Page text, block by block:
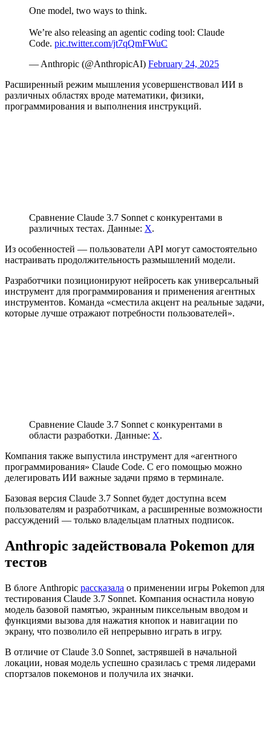
One model, two ways to think.
We’re also releasing an agentic coding tool: Claude
Code. pic.twitter.com/jt7qQmFWuC
— Anthropic (@AnthropicAI) February 24, 2025
Расширенный режим мышления усовершенствовал ИИ в
различных областях вроде математики, физики,
программирования и выполнения инструкций.
Сравнение Claude 3.7 Sonnet с конкурентами в
различных тестах. Данные: X.
Из особенностей — пользователи API могут самостоятельно
настраивать продолжительность размышлений модели.
Разработчики позиционируют нейросеть как универсальный
инструмент для программирования и применения агентных
инструментов. Команда «сместила акцент на реальные задачи,
которые лучше отражают потребности пользователей».
Сравнение Claude 3.7 Sonnet с конкурентами в
области разработки. Данные: X.
Компания также выпустила инструмент для «агентного
программирования» Claude Code. С его помощью можно
делегировать ИИ важные задачи прямо в терминале.
Базовая версия Claude 3.7 Sonnet будет доступна всем
пользователям и разработчикам, а расширенные возможности
рассуждений — только владельцам платных подписок.
Anthropic задействовала Pokemon для
тестов
В блоге Anthropic рассказала о применении игры Pokemon для
тестирования Claude 3.7 Sonnet. Компания оснастила новую
модель базовой памятью, экранным пиксельным вводом и
функциями вызова для нажатия кнопок и навигации по
экрану, что позволило ей непрерывно играть в игру.
В отличие от Claude 3.0 Sonnet, застрявшей в начальной
локации, новая модель успешно сразилась с тремя лидерами
спортзалов покемонов и получила их значки.